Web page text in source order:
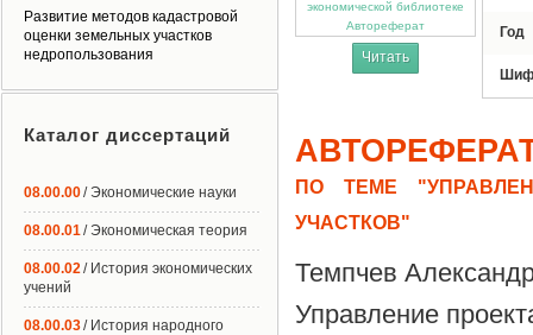
Автореферат
Читать
Год
ПО ТЕМЕ
УЧАСТКОВ"
Темпчев
Управление
Развитие методов кадастровой
оценки земельных участков
недропользования
Каталог диссертаций
08.00.00/ Экономические науки
08.00.01/ Экономическая теория
08.00.02/ История экономических
учений
08.00.03/ История народного